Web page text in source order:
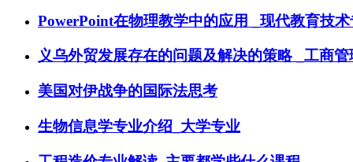
PowerPoint在物理教学中的应用 _现代教育技
义乌外贸发展存在的问题及解决的策略 _工商
美国对伊战争的国际法思考
生物信息学专业介绍_大学专业